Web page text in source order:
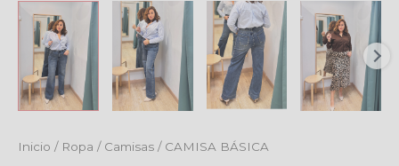
Inicio / Ropa / Camisas / CAMISA BÁSICA